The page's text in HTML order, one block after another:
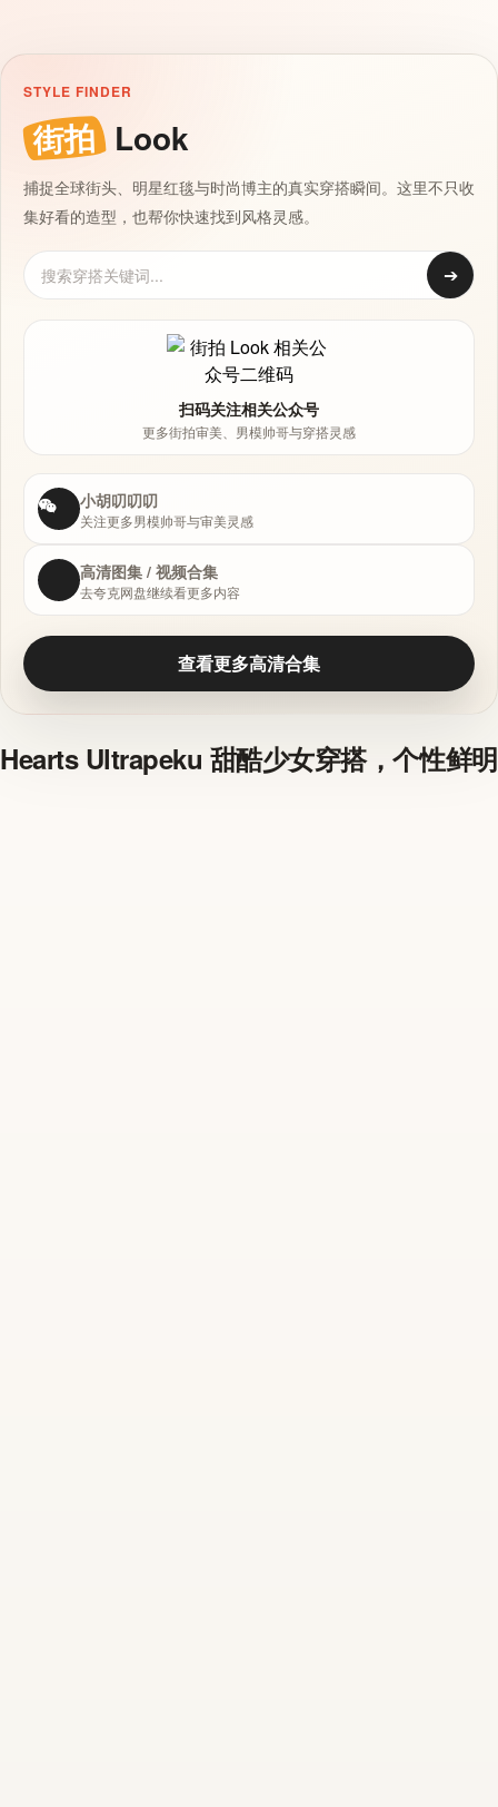
STYLE FINDER
街拍 Look
捕捉全球街头、明星红毯与时尚博主的真实穿搭瞬间。这里不只收
集好看的造型，也帮你快速找到风格灵感。
➔
扫码关注相关公众号
更多街拍审美、男模帅哥与穿搭灵感
小胡叨叨叨
关注更多男模帅哥与审美灵感
高清图集 / 视频合集
去夸克网盘继续看更多内容
查看更多高清合集
Hearts Ultrapeku 甜酷少女穿搭，个性鲜明